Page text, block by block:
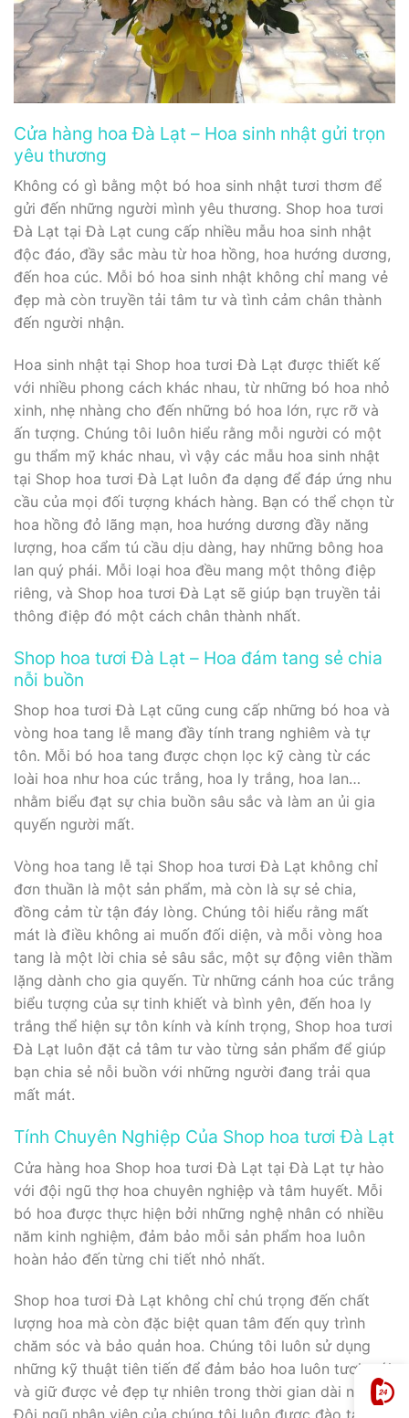
Cửa hàng hoa Đà Lạt – Hoa sinh nhật gửi trọn
yêu thương
Không có gì bằng một bó hoa sinh nhật tươi thơm để
gửi đến những người mình yêu thương. Shop hoa tươi
Đà Lạt tại Đà Lạt cung cấp nhiều mẫu hoa sinh nhật
độc đáo, đầy sắc màu từ hoa hồng, hoa hướng dương,
đến hoa cúc. Mỗi bó hoa sinh nhật không chỉ mang vẻ
đẹp mà còn truyền tải tâm tư và tình cảm chân thành
đến người nhận.
Hoa sinh nhật tại Shop hoa tươi Đà Lạt được thiết kế
với nhiều phong cách khác nhau, từ những bó hoa nhỏ
xinh, nhẹ nhàng cho đến những bó hoa lớn, rực rỡ và
ấn tượng. Chúng tôi luôn hiểu rằng mỗi người có một
gu thẩm mỹ khác nhau, vì vậy các mẫu hoa sinh nhật
tại Shop hoa tươi Đà Lạt luôn đa dạng để đáp ứng nhu
cầu của mọi đối tượng khách hàng. Bạn có thể chọn từ
hoa hồng đỏ lãng mạn, hoa hướng dương đầy năng
lượng, hoa cẩm tú cầu dịu dàng, hay những bông hoa
lan quý phái. Mỗi loại hoa đều mang một thông điệp
riêng, và Shop hoa tươi Đà Lạt sẽ giúp bạn truyền tải
thông điệp đó một cách chân thành nhất.
Shop hoa tươi Đà Lạt – Hoa đám tang sẻ chia
nỗi buồn
Shop hoa tươi Đà Lạt cũng cung cấp những bó hoa và
vòng hoa tang lễ mang đầy tính trang nghiêm và tự
tôn. Mỗi bó hoa tang được chọn lọc kỹ càng từ các
loài hoa như hoa cúc trắng, hoa ly trắng, hoa lan…
nhằm biểu đạt sự chia buồn sâu sắc và làm an ủi gia
quyến người mất.
Vòng hoa tang lễ tại Shop hoa tươi Đà Lạt không chỉ
đơn thuần là một sản phẩm, mà còn là sự sẻ chia,
đồng cảm từ tận đáy lòng. Chúng tôi hiểu rằng mất
mát là điều không ai muốn đối diện, và mỗi vòng hoa
tang là một lời chia sẻ sâu sắc, một sự động viên thầm
lặng dành cho gia quyến. Từ những cánh hoa cúc trắng
biểu tượng của sự tinh khiết và bình yên, đến hoa ly
trắng thể hiện sự tôn kính và kính trọng, Shop hoa tươi
Đà Lạt luôn đặt cả tâm tư vào từng sản phẩm để giúp
bạn chia sẻ nỗi buồn với những người đang trải qua
mất mát.
Tính Chuyên Nghiệp Của Shop hoa tươi Đà Lạt
Cửa hàng hoa Shop hoa tươi Đà Lạt tại Đà Lạt tự hào
với đội ngũ thợ hoa chuyên nghiệp và tâm huyết. Mỗi
bó hoa được thực hiện bởi những nghệ nhân có nhiều
năm kinh nghiệm, đảm bảo mỗi sản phẩm hoa luôn
hoàn hảo đến từng chi tiết nhỏ nhất.
Shop hoa tươi Đà Lạt không chỉ chú trọng đến chất
lượng hoa mà còn đặc biệt quan tâm đến quy trình
chăm sóc và bảo quản hoa. Chúng tôi luôn sử dụng
những kỹ thuật tiên tiến để đảm bảo hoa luôn tươi mới
và giữ được vẻ đẹp tự nhiên trong thời gian dài nhất.